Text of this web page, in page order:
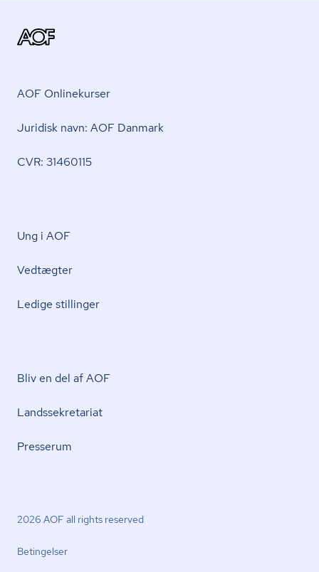
AOF Onlinekurser
Juridisk navn: AOF Danmark
CVR: 31460115
Ung i AOF
Vedtægter
Ledige stillinger
Bliv en del af AOF
Lands­se­kre­ta­ri­at
Presserum
2026 AOF all rights reserved
Betingelser